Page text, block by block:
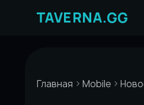
Главная Mobile